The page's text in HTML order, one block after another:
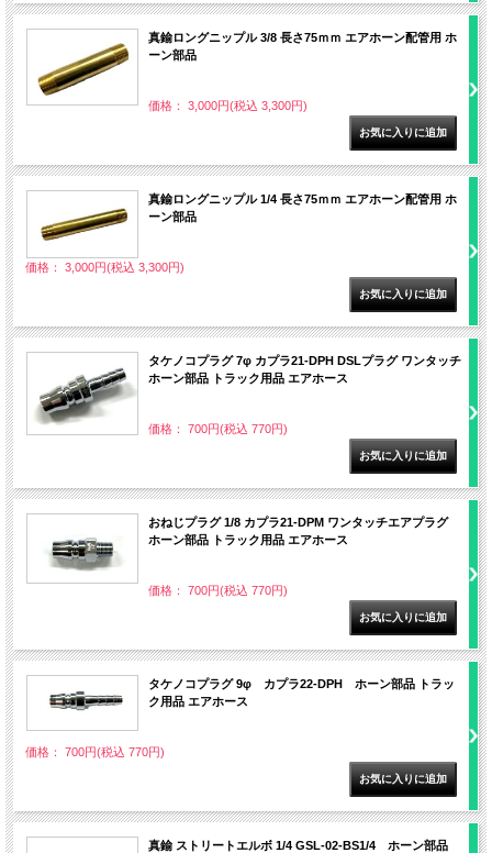
真鍮ロングニップル 3/8 長さ75ｍｍ エアホーン配管用 ホ
ーン部品
価格： 3,000円(税込 3,300円)
真鍮ロングニップル 1/4 長さ75ｍｍ エアホーン配管用 ホ
ーン部品
価格： 3,000円(税込 3,300円)
タケノコプラグ 7φ カプラ21-DPH DSLプラグ ワンタッチ
ホーン部品 トラック用品 エアホース
価格： 700円(税込 770円)
おねじプラグ 1/8 カプラ21-DPM ワンタッチエアプラグ
ホーン部品 トラック用品 エアホース
価格： 700円(税込 770円)
タケノコプラグ 9φ カプラ22-DPH ホーン部品 トラッ
ク用品 エアホース
価格： 700円(税込 770円)
真鍮 ストリートエルボ 1/4 GSL-02-BS1/4 ホーン部品